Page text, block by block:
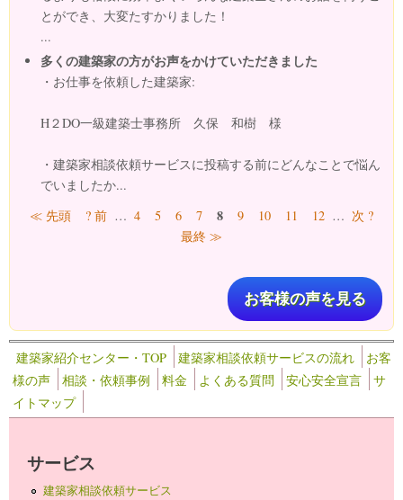
とができ、大変たすかりました！
...
多くの建築家の方がお声をかけていただきました
・お仕事を依頼した建築家:
H２DO一級建築士事務所 久保 和樹 様
・建築家相談依頼サービスに投稿する前にどんなことで悩ん
でいましたか...
ページ
≪ 先頭 ? 前 … 4 5 6 7 8 9 10 11 12 … 次 ?
最終 ≫
お客様の声を見る
建築家紹介センター・TOP 建築家相談依頼サービスの流れ
お客
様の声
相談・依頼事例 料金 よくある質問 安心安全宣言
サ
イトマップ
サービス
建築家相談依頼サービス